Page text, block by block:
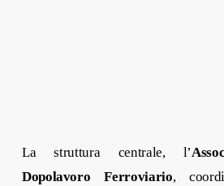
La struttura centrale, l’
Dopolavoro Ferroviario,